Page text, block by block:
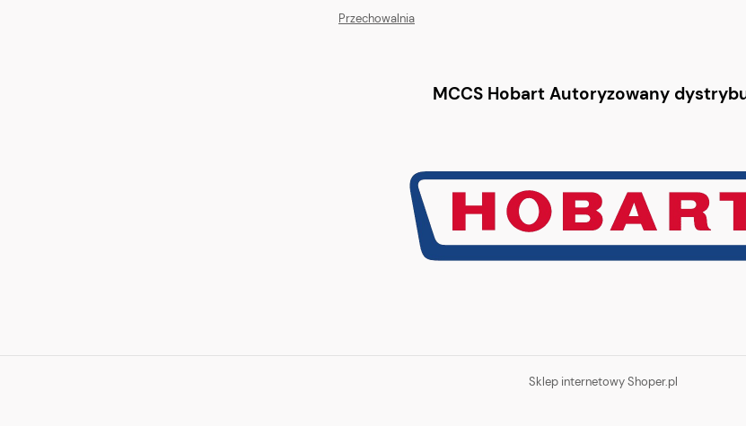
Przechowalnia
MCCS Hobart Autoryzowany
Sklep internetowy Shoper.pl